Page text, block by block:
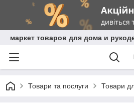
маркет товаров для дома и
Товари та послуги Товари